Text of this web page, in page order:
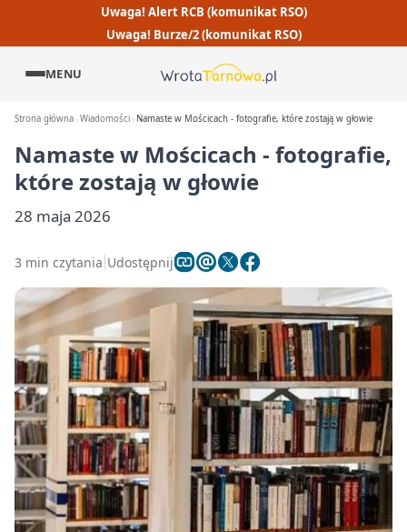
Uwaga! Alert RCB (komunikat RSO)
Uwaga! Burze/2 (komunikat RSO)
MENU
Strona główna Wiadomości Namaste w Mościcach - fotografie, które zostają w głowie
Namaste w Mościcach - fotografie,
które zostają w głowie
28 maja 2026
3 min czytania Udostępnij